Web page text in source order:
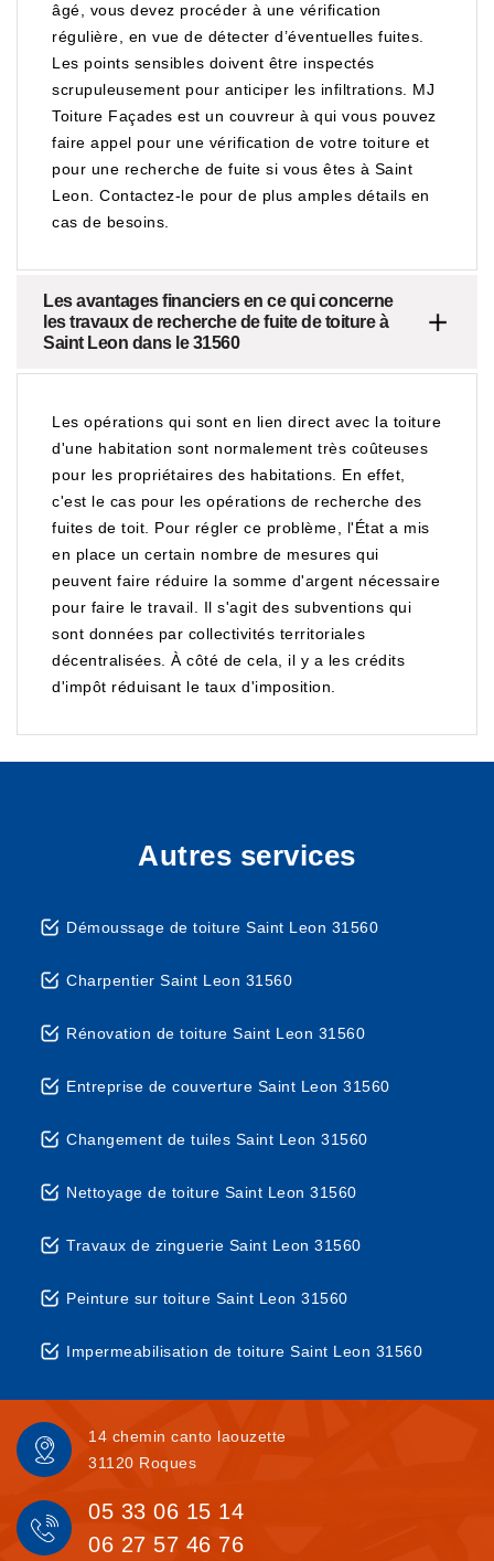
âgé, vous devez procéder à une vérification
régulière, en vue de détecter d’éventuelles fuites.
Les points sensibles doivent être inspectés
scrupuleusement pour anticiper les infiltrations. MJ
Toiture Façades est un couvreur à qui vous pouvez
faire appel pour une vérification de votre toiture et
pour une recherche de fuite si vous êtes à Saint
Leon. Contactez-le pour de plus amples détails en
cas de besoins.
Les avantages financiers en ce qui concerne
les travaux de recherche de fuite de toiture à
Saint Leon dans le 31560
Les opérations qui sont en lien direct avec la toiture
d'une habitation sont normalement très coûteuses
pour les propriétaires des habitations. En effet,
c'est le cas pour les opérations de recherche des
fuites de toit. Pour régler ce problème, l'État a mis
en place un certain nombre de mesures qui
peuvent faire réduire la somme d'argent nécessaire
pour faire le travail. Il s'agit des subventions qui
sont données par collectivités territoriales
décentralisées. À côté de cela, il y a les crédits
d'impôt réduisant le taux d'imposition.
Autres services
Démoussage de toiture Saint Leon 31560
Charpentier Saint Leon 31560
Rénovation de toiture Saint Leon 31560
Entreprise de couverture Saint Leon 31560
Changement de tuiles Saint Leon 31560
Nettoyage de toiture Saint Leon 31560
Travaux de zinguerie Saint Leon 31560
Peinture sur toiture Saint Leon 31560
Impermeabilisation de toiture Saint Leon 31560
14 chemin canto laouzette
31120 Roques
05 33 06 15 14
06 27 57 46 76